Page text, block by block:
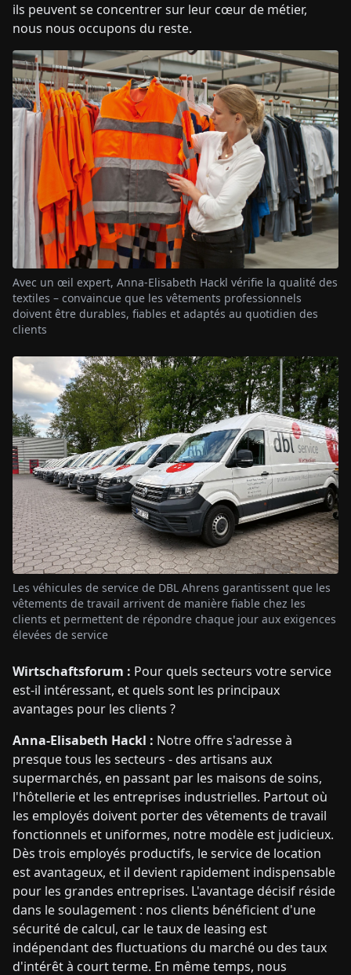
ils peuvent se concentrer sur leur cœur de métier,
nous nous occupons du reste.
Avec un œil expert, Anna-Elisabeth Hackl vérifie la qualité des
textiles – convaincue que les vêtements professionnels
doivent être durables, fiables et adaptés au quotidien des
clients
Les véhicules de service de DBL Ahrens garantissent que les
vêtements de travail arrivent de manière fiable chez les
clients et permettent de répondre chaque jour aux exigences
élevées de service
Wirtschaftsforum : Pour quels secteurs votre service
est-il intéressant, et quels sont les principaux
avantages pour les clients ?
Anna-Elisabeth Hackl : Notre offre s'adresse à
presque tous les secteurs - des artisans aux
supermarchés, en passant par les maisons de soins,
l'hôtellerie et les entreprises industrielles. Partout où
les employés doivent porter des vêtements de travail
fonctionnels et uniformes, notre modèle est judicieux.
Dès trois employés productifs, le service de location
est avantageux, et il devient rapidement indispensable
pour les grandes entreprises. L'avantage décisif réside
dans le soulagement : nos clients bénéficient d'une
sécurité de calcul, car le taux de leasing est
indépendant des fluctuations du marché ou des taux
d'intérêt à court terme. En même temps, nous